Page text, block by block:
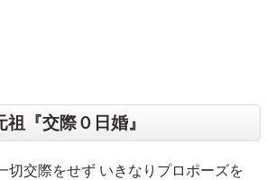
『交際０日婚』
切交際をせず いきなりプロポーズを